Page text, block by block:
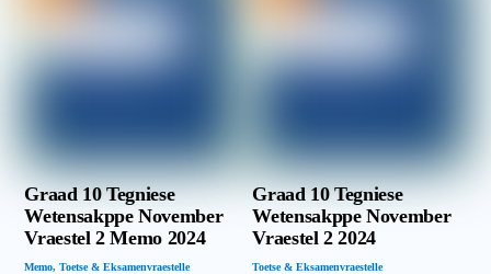
Graad 10 Tegniese
Wetensakppe November
Vraestel 2 Memo 2024
Memo,Toetse & Eksamenvraestelle
Graad 10 Tegniese
Wetensakppe November
Vraestel 2 2024
Toetse & Eksamenvraestelle